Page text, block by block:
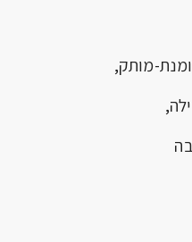
מותק,